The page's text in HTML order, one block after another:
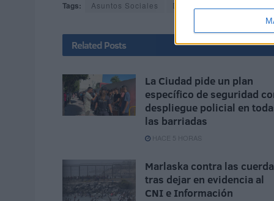
Tags: Asuntos Sociales Delegación del Gobierno
Related Posts
La Ciudad pide un plan
específico de seguridad
despliegue policial en
las barriadas
HACE 5 HORAS
Marlaska contra las
tras dejar en evidencia al
CNI e Información